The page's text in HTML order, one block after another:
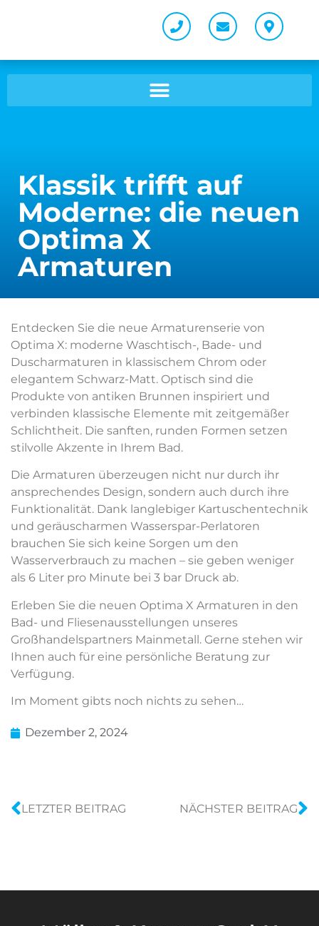
Klassik trifft auf
Moderne: die neuen
Optima X
Armaturen
Entdecken Sie die neue Armaturenserie von
Optima X: moderne Waschtisch-, Bade- und
Duscharmaturen in klassischem Chrom oder
elegantem Schwarz-Matt. Optisch sind die
Produkte von antiken Brunnen inspiriert und
verbinden klassische Elemente mit zeitgemäßer
Schlichtheit. Die sanften, runden Formen setzen
stilvolle Akzente in Ihrem Bad.
Die Armaturen überzeugen nicht nur durch ihr
ansprechendes Design, sondern auch durch ihre
Funktionalität. Dank langlebiger Kartuschentechnik
und geräuscharmen Wasserspar-Perlatoren
brauchen Sie sich keine Sorgen um den
Wasserverbrauch zu machen – sie geben weniger
als 6 Liter pro Minute bei 3 bar Druck ab.
Erleben Sie die neuen Optima X Armaturen in den
Bad- und Fliesenausstellungen unseres
Großhandelspartners Mainmetall. Gerne stehen wir
Ihnen auch für eine persönliche Beratung zur
Verfügung.
Im Moment gibts noch nichts zu sehen…
Dezember 2, 2024
LETZTER BEITRAG NÄCHSTER BEITRAG